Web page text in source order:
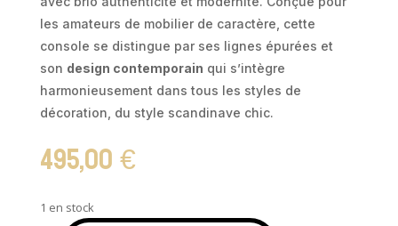
les amateurs de mobilier de caractère, cette
console se distingue par ses lignes épurées et
son design contemporain qui s’intègre
harmonieusement dans tous les styles de
décoration, du style scandinave chic.
495,00€
1 en stock